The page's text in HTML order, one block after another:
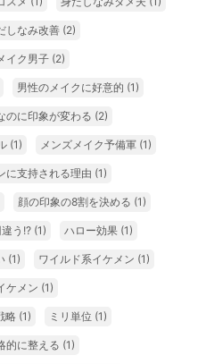
しなみ改善 (2)
イク男子 (2)
男性のメイクに好意的 (1)
のに印象が変わる (2)
(1) メンズメイク予備軍 (1)
に支持される理由 (1)
顔の印象の8割を決める (1)
う!? (1) ハロー効果 (1)
(1) ワイルド系イケメン (1)
ケメン (1)
略 (1) ミリ単位 (1)
的に整える (1)